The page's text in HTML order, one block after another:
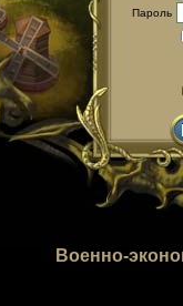
Пароль
Военно-